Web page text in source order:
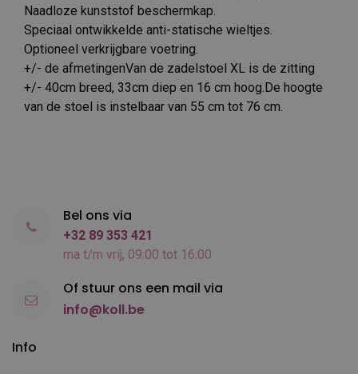
Naadloze kunststof beschermkap.
Speciaal ontwikkelde anti-statische wieltjes.
Optioneel verkrijgbare voetring.
+/- de afmetingenVan de zadelstoel XL is de zitting
+/- 40cm breed, 33cm diep en 16 cm hoog.De hoogte
van de stoel is instelbaar van 55 cm tot 76 cm.
Info
Bel ons via
+32 89 353 421
ma t/m vrij, 09:00 tot 16:00
Of stuur ons een mail via
info@koll.be